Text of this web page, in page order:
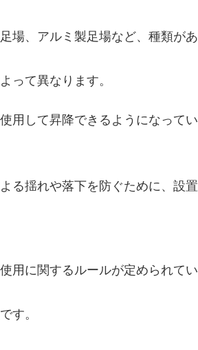
場、アルミ製足場など、種類があ
って異なります。
用して昇降できるようになってい
る揺れや落下を防ぐために、設置
用に関するルールが定められてい
す。